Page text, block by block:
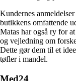
Kundernes
butikkens omfattende
Matas har også ry for
og vejledning om
Dette gør dem til et
tøfler i mandel.
Med24